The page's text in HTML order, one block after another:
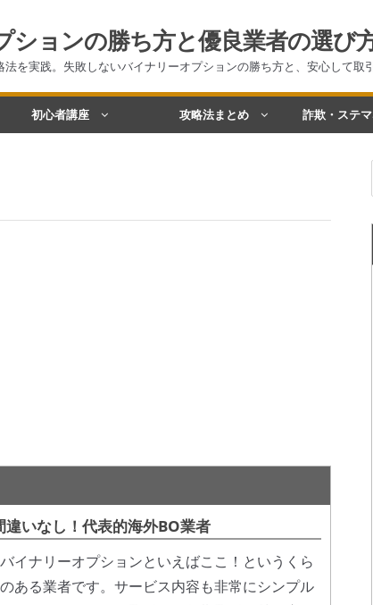
ションの勝ち方と優良業者の選び
を実践。失敗しないバイナリーオプションの勝ち方と、安心して取
初心者講座 攻略法まとめ 詐欺・ステ
違いなし！代表的海外BO業者
イナリーオプションといえばここ！というくら
ある業者です。サービス内容も非常にシンプル